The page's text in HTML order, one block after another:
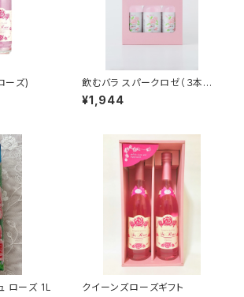
ーズ)
飲むバラ スパークロゼ（３本入
り）
¥1,944
ローズ 1L クイーンズローズギフト